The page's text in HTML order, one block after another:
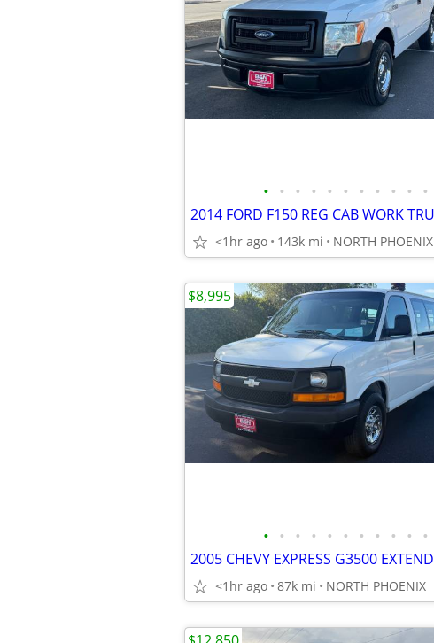
• • • • • • • • • • •
<1hr ago 143k mi NORTH PHOENIX
• • • • • • • • • • •
<1hr ago 87k mi NORTH PHOENIX
$8,995